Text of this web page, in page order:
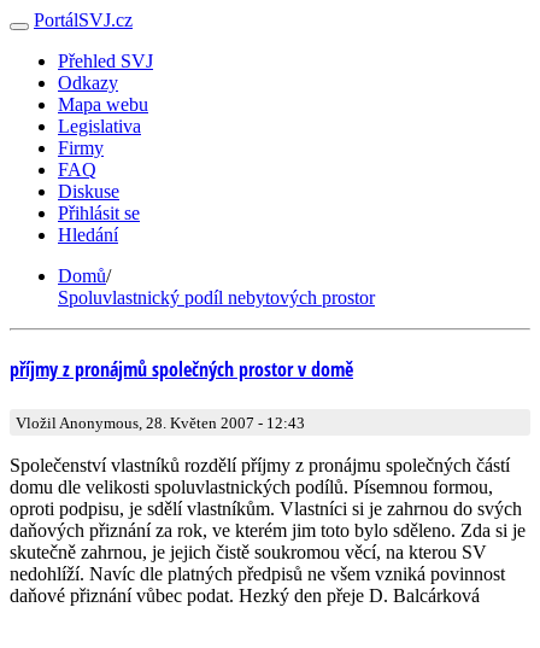
PortálSVJ.cz
Přehled SVJ
Odkazy
Mapa webu
Legislativa
Firmy
FAQ
Diskuse
Přihlásit se
Hledání
Domů/
Spoluvlastnický podíl nebytových prostor
příjmy z pronájmů společných prostor v domě
Vložil Anonymous, 28. Květen 2007 - 12:43
Společenství vlastníků rozdělí příjmy z pronájmu společných částí
domu dle velikosti spoluvlastnických podílů. Písemnou formou,
oproti podpisu, je sdělí vlastníkům. Vlastníci si je zahrnou do svých
daňových přiznání za rok, ve kterém jim toto bylo sděleno. Zda si je
skutečně zahrnou, je jejich čistě soukromou věcí, na kterou SV
nedohlíží. Navíc dle platných předpisů ne všem vzniká povinnost
daňové přiznání vůbec podat. Hezký den přeje D. Balcárková